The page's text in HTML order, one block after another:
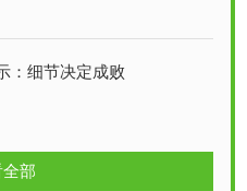
：细节决定成败
部